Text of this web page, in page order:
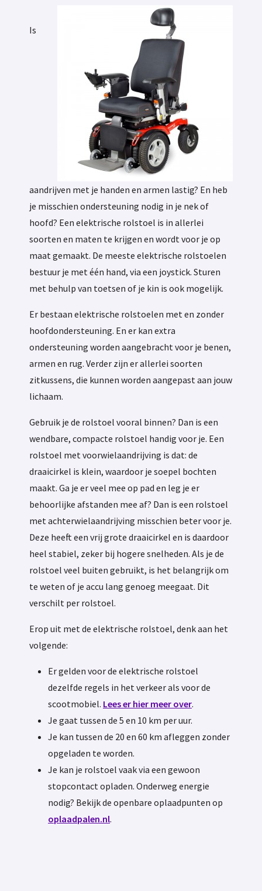
Is
aandrijven met je handen en armen lastig? En heb
je misschien ondersteuning nodig in je nek of
hoofd? Een elektrische rolstoel is in allerlei
soorten en maten te krijgen en wordt voor je op
maat gemaakt. De meeste elektrische rolstoelen
bestuur je met één hand, via een joystick. Sturen
met behulp van toetsen of je kin is ook mogelijk.
Er bestaan elektrische rolstoelen met en zonder
hoofdondersteuning. En er kan extra
ondersteuning worden aangebracht voor je benen,
armen en rug. Verder zijn er allerlei soorten
zitkussens, die kunnen worden aangepast aan jouw
lichaam.
Gebruik je de rolstoel vooral binnen? Dan is een
wendbare, compacte rolstoel handig voor je. Een
rolstoel met voorwielaandrijving is dat: de
draaicirkel is klein, waardoor je soepel bochten
maakt. Ga je er veel mee op pad en leg je er
behoorlijke afstanden mee af? Dan is een rolstoel
met achterwielaandrijving misschien beter voor je.
Deze heeft een vrij grote draaicirkel en is daardoor
heel stabiel, zeker bij hogere snelheden. Als je de
rolstoel veel buiten gebruikt, is het belangrijk om
te weten of je accu lang genoeg meegaat. Dit
verschilt per rolstoel.
Erop uit met de elektrische rolstoel, denk aan het
volgende:
Er gelden voor de elektrische rolstoel
dezelfde regels in het verkeer als voor de
scootmobiel. Lees er hier meer over.
Je gaat tussen de 5 en 10 km per uur.
Je kan tussen de 20 en 60 km afleggen zonder
opgeladen te worden.
Je kan je rolstoel vaak via een gewoon
stopcontact opladen. Onderweg energie
nodig? Bekijk de openbare oplaadpunten op
oplaadpalen.nl.